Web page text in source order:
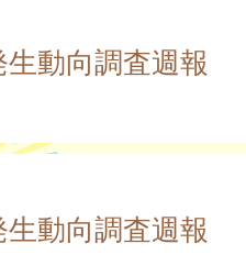
動向調査週報
動向調査週報